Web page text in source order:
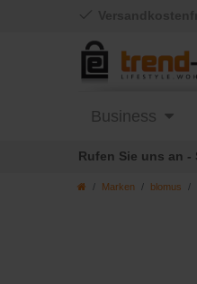
Marken blomus
Business
Rufen Sie uns an -